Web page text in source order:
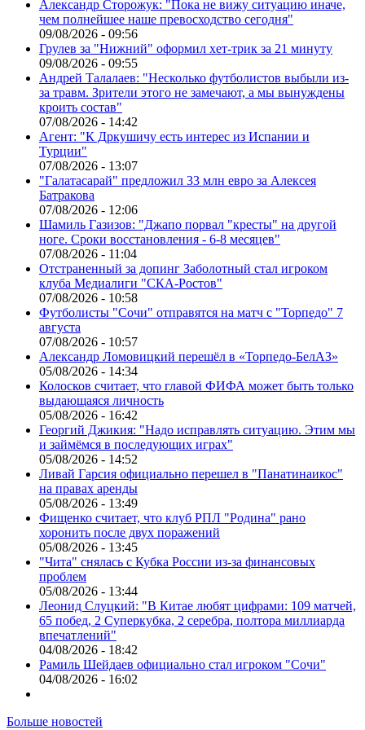
Александр Сторожук: "Пока не вижу ситуацию иначе,
чем полнейшее наше превосходство сегодня"
09/08/2026 - 09:56
Грулев за "Нижний" оформил хет-трик за 21 минуту
09/08/2026 - 09:55
Андрей Талалаев: "Несколько футболистов выбыли из-
за травм. Зрители этого не замечают, а мы вынуждены
кроить состав"
07/08/2026 - 14:42
Агент: "К Дркушичу есть интерес из Испании и
Турции"
07/08/2026 - 13:07
"Галатасарай" предложил 33 млн евро за Алексея
Батракова
07/08/2026 - 12:06
Шамиль Газизов: "Джапо порвал "кресты" на другой
ноге. Сроки восстановления - 6-8 месяцев"
07/08/2026 - 11:04
Отстраненный за допинг Заболотный стал игроком
клуба Медиалиги "СКА-Ростов"
07/08/2026 - 10:58
Футболисты "Сочи" отправятся на матч с "Торпедо" 7
августа
07/08/2026 - 10:57
Александр Ломовицкий перешёл в «Торпедо-БелАЗ»
05/08/2026 - 14:34
Колосков считает, что главой ФИФА может быть только
выдающаяся личность
05/08/2026 - 16:42
Георгий Джикия: "Надо исправлять ситуацию. Этим мы
и займёмся в последующих играх"
05/08/2026 - 14:52
Ливай Гарсия официально перешел в "Панатинаикос"
на правах аренды
05/08/2026 - 13:49
Фищенко считает, что клуб РПЛ "Родина" рано
хоронить после двух поражений
05/08/2026 - 13:45
"Чита" снялась с Кубка России из-за финансовых
проблем
05/08/2026 - 13:44
Леонид Слуцкий: "В Китае любят цифрами: 109 матчей,
65 побед, 2 Суперкубка, 2 серебра, полтора миллиарда
впечатлений"
04/08/2026 - 18:42
Рамиль Шейдаев официально стал игроком "Сочи"
04/08/2026 - 16:02
Больше новостей